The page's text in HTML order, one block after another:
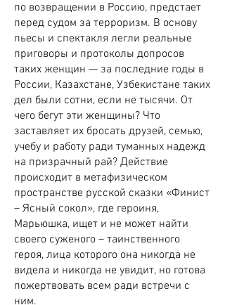
по возвращении в Россию, предстает
перед судом за терроризм. В основу
пьесы и спектакля легли реальные
приговоры и протоколы допросов
таких женщин — за последние годы в
России, Казахстане, Узбекистане таких
дел были сотни, если не тысячи. От
чего бегут эти женщины? Что
заставляет их бросать друзей, семью,
учебу и работу ради туманных надежд
на призрачный рай? Действие
происходит в метафизическом
пространстве русской сказки «Финист
– Ясный сокол», где героиня,
Марьюшка, ищет и не может найти
своего суженого – таинственного
героя, лица которого она никогда не
видела и никогда не увидит, но готова
пожертвовать всем ради встречи с
ним.